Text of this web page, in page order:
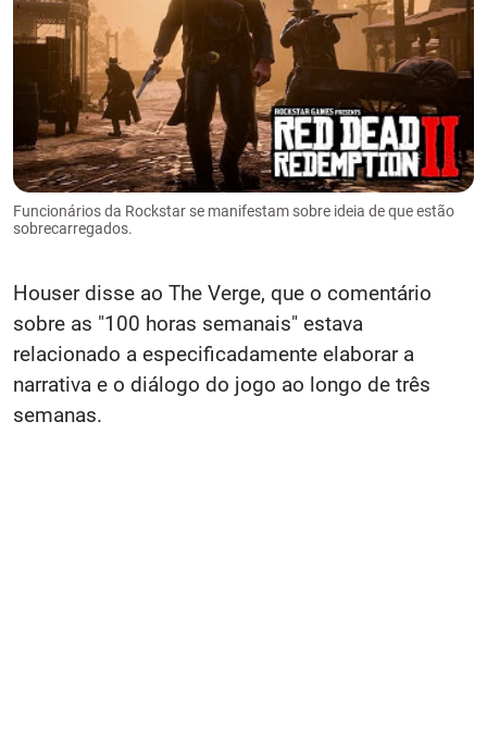
Funcionários da Rockstar se manifestam sobre ideia de que estão
sobrecarregados.
Houser disse ao The Verge, que o comentário
sobre as "100 horas semanais" estava
relacionado a especificadamente elaborar a
narrativa e o diálogo do jogo ao longo de três
semanas.